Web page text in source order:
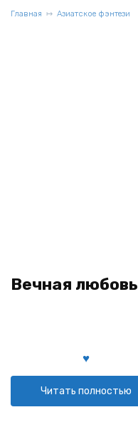
Главная Азиатское фэнтези
Вечная любовь
Читать полностью